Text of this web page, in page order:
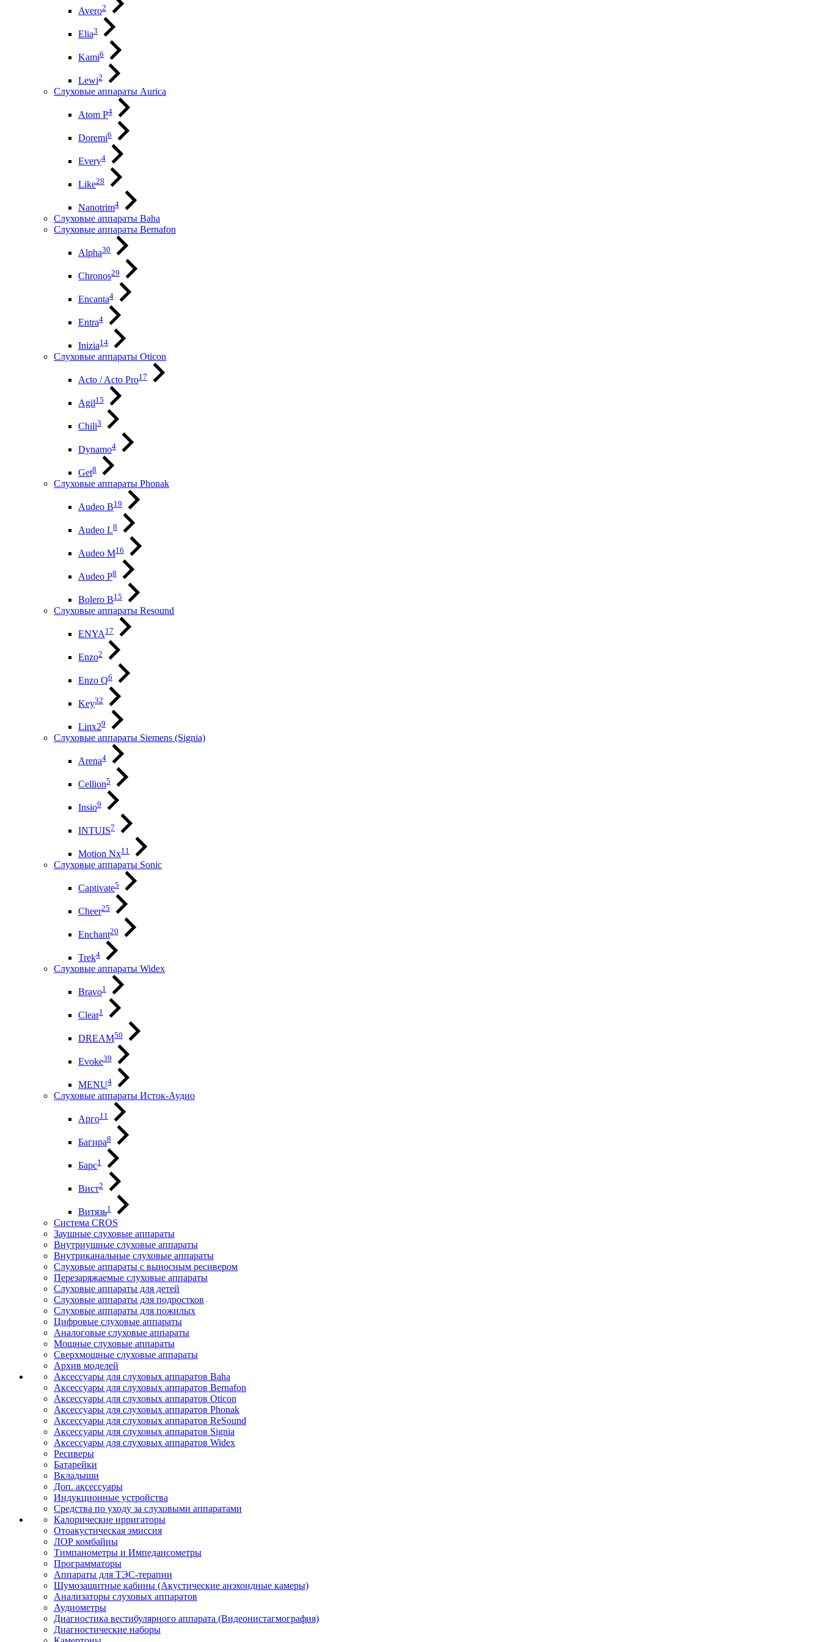
Avero2
Elia3
Kami6
Lewi2
Слуховые аппараты Aurica
Atom P4
Doremi6
Every4
Like28
Nanotrim4
Слуховые аппараты Baha
Слуховые аппараты Bernafon
Alpha30
Chronos29
Encanta4
Entra4
Inizia14
Слуховые аппараты Oticon
Acto / Acto Pro17
Agil15
Chili3
Dynamo4
Get8
Слуховые аппараты Phonak
Audeo B19
Audeo L8
Audeo М16
Audeo P8
Bolero B15
Слуховые аппараты Resound
ENYA17
Enzo2
Enzo Q6
Key32
Linx29
Слуховые аппараты Siemens (Signia)
Arena4
Cellion5
Insio9
INTUIS7
Motion Nx11
Слуховые аппараты Sonic
Captivate5
Cheer25
Enchant20
Trek4
Слуховые аппараты Widex
Bravo1
Clear1
DREAM50
Evoke39
MENU4
Слуховые аппараты Исток-Аудио
Арго11
Багира8
Барс1
Вист2
Витязь1
Система CROS
Заушные слуховые аппараты
Внутриушные слуховые аппараты
Внутриканальные слуховые аппараты
Слуховые аппараты с выносным ресивером
Перезаряжаемые слуховые аппараты
Слуховые аппараты для детей
Слуховые аппараты для подростков
Слуховые аппараты для пожилых
Цифровые слуховые аппараты
Аналоговые слуховые аппараты
Мощные слуховые аппараты
Сверхмощные слуховые аппараты
Архив моделей
Аксессуары для слуховых аппаратов Baha
Аксессуары для слуховых аппаратов Bernafon
Аксессуары для слуховых аппаратов Oticon
Аксессуары для слуховых аппаратов Phonak
Аксессуары для слуховых аппаратов ReSound
Аксессуары для слуховых аппаратов Signia
Аксессуары для слуховых аппаратов Widex
Ресиверы
Батарейки
Вкладыши
Доп. аксессуары
Индукционные устройства
Средства по уходу за слуховыми аппаратами
Калорические ирригаторы
Отоакустическая эмиссия
ЛОР комбайны
Тимпанометры и Импедансометры
Программаторы
Аппараты для ТЭС-терапии
Шумозащитные кабины (Акустические анэхоидные камеры)
Анализаторы слуховых аппаратов
Аудиометры
Диагностика вестибулярного аппарата (Видеонистагмография)
Диагностические наборы